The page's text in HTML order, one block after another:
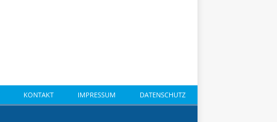
KONTAKT IMPRESSUM DATENSCHUTZ